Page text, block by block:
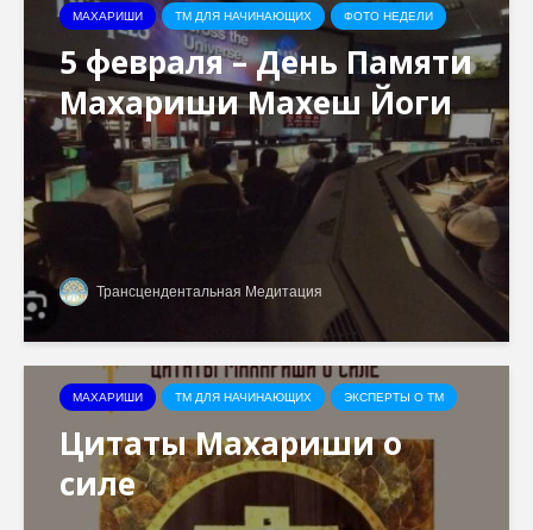
МАХАРИШИ ТМ ДЛЯ НАЧИНАЮЩИХ ФОТО НЕДЕЛИ
5 февраля – День Памяти
Махариши Махеш Йоги
Трансцендентальная Медитация
МАХАРИШИ ТМ ДЛЯ НАЧИНАЮЩИХ ЭКСПЕРТЫ О ТМ
Цитаты Махариши о
силе